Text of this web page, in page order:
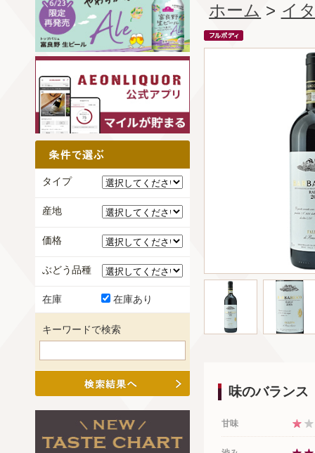
ホーム > イ
味のバランス
甘味
タイプ
産地
価格
ぶどう品種
在庫 在庫あり
キーワードで検索